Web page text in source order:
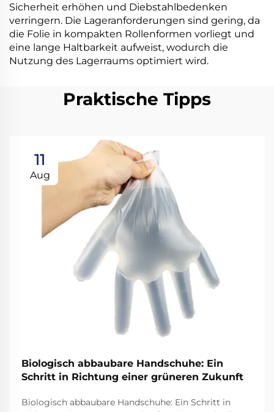
Sicherheit erhöhen und Diebstahlbedenken
verringern. Die Lageranforderungen sind gering, da
die Folie in kompakten Rollenformen vorliegt und
eine lange Haltbarkeit aufweist, wodurch die
Nutzung des Lagerraums optimiert wird.
Praktische Tipps
11
Aug
Biologisch abbaubare Handschuhe: Ein
Schritt in Richtung einer grüneren Zukunft
Biologisch abbaubare Handschuhe: Ein Schritt in